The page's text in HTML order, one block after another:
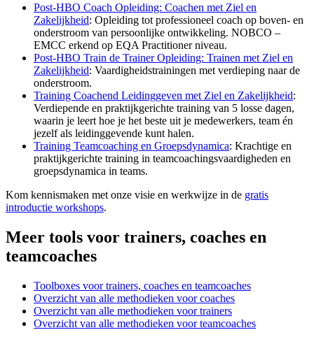
Post-HBO Coach Opleiding: Coachen met Ziel en
Zakelijkheid: Opleiding tot professioneel coach op boven- en
onderstroom van persoonlijke ontwikkeling. NOBCO –
EMCC erkend op EQA Practitioner niveau.
Post-HBO Train de Trainer Opleiding: Trainen met Ziel en
Zakelijkheid: Vaardigheidstrainingen met verdieping naar de
onderstroom.
Training Coachend Leidinggeven met Ziel en Zakelijkheid:
Verdiepende en praktijkgerichte training van 5 losse dagen,
waarin je leert hoe je het beste uit je medewerkers, team én
jezelf als leidinggevende kunt halen.
Training Teamcoaching en Groepsdynamica: Krachtige en
praktijkgerichte training in teamcoachingsvaardigheden en
groepsdynamica in teams.
Kom kennismaken met onze visie en werkwijze in de gratis
introductie workshops.
Meer tools voor trainers, coaches en
teamcoaches
Toolboxes voor trainers, coaches en teamcoaches
Overzicht van alle methodieken voor coaches
Overzicht van alle methodieken voor trainers
Overzicht van alle methodieken voor teamcoaches